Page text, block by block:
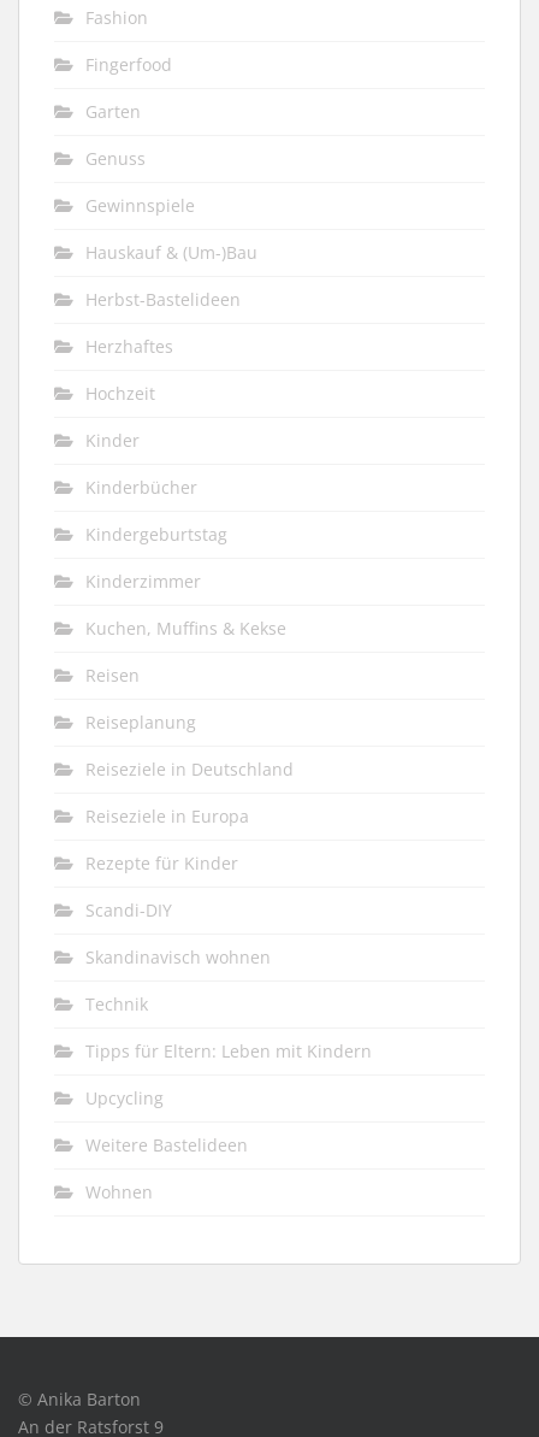
Fashion
Fingerfood
Garten
Genuss
Gewinnspiele
Hauskauf & (Um-)Bau
Herbst-Bastelideen
Herzhaftes
Hochzeit
Kinder
Kinderbücher
Kindergeburtstag
Kinderzimmer
Kuchen, Muffins & Kekse
Reisen
Reiseplanung
Reiseziele in Deutschland
Reiseziele in Europa
Rezepte für Kinder
Scandi-DIY
Skandinavisch wohnen
Technik
Tipps für Eltern: Leben mit Kindern
Upcycling
Weitere Bastelideen
Wohnen
© Anika Barton
An der Ratsforst 9